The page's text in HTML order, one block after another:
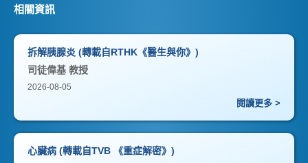
相關資訊
拆解胰腺炎 (轉載自RTHK《醫生與你》)
司徒偉基 教授
2026-08-05
閱讀更多 >
心臟病 (轉載自TVB 《重症解密》)